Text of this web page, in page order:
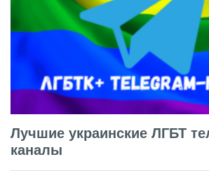
Лучшие украинские ЛГБТ
каналы